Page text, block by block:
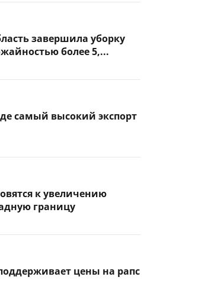
завершила уборку
более 5,...
самый высокий экспорт
к увеличению
границу
цены на рапс